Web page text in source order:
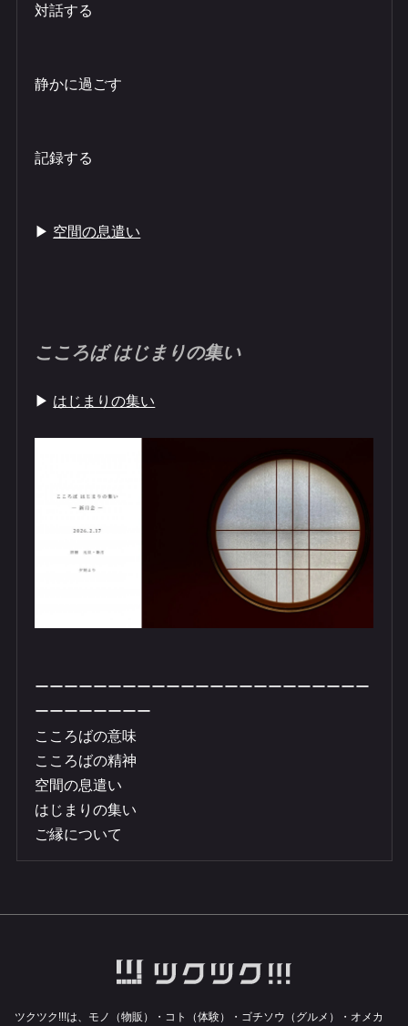
​対話する
​静かに過ごす
​記録する
▶︎ 空間の息遣い​
こころば ​​はじまりの集い
▶︎ はじまりの集い​
​ーーーーーーーーーーーーーーーーーーーーーーー
ーーーーーーーー
​こころばの意味
こころばの精神
空間の息遣い
はじまりの集い
ご縁について
ツクツク!!!は、モノ（物販）・コト（体験）・ゴチソウ（グルメ）・オメカ